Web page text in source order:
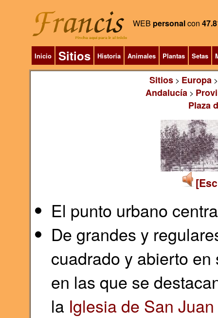
WEB personalcon
Inicio Sitios Historia Animales Plantas Setas
Sitios> Europa
Andalucía>
Plaza
El punto urbano
De grandes y
cuadrado y abierto
en las que se
la Iglesia de San